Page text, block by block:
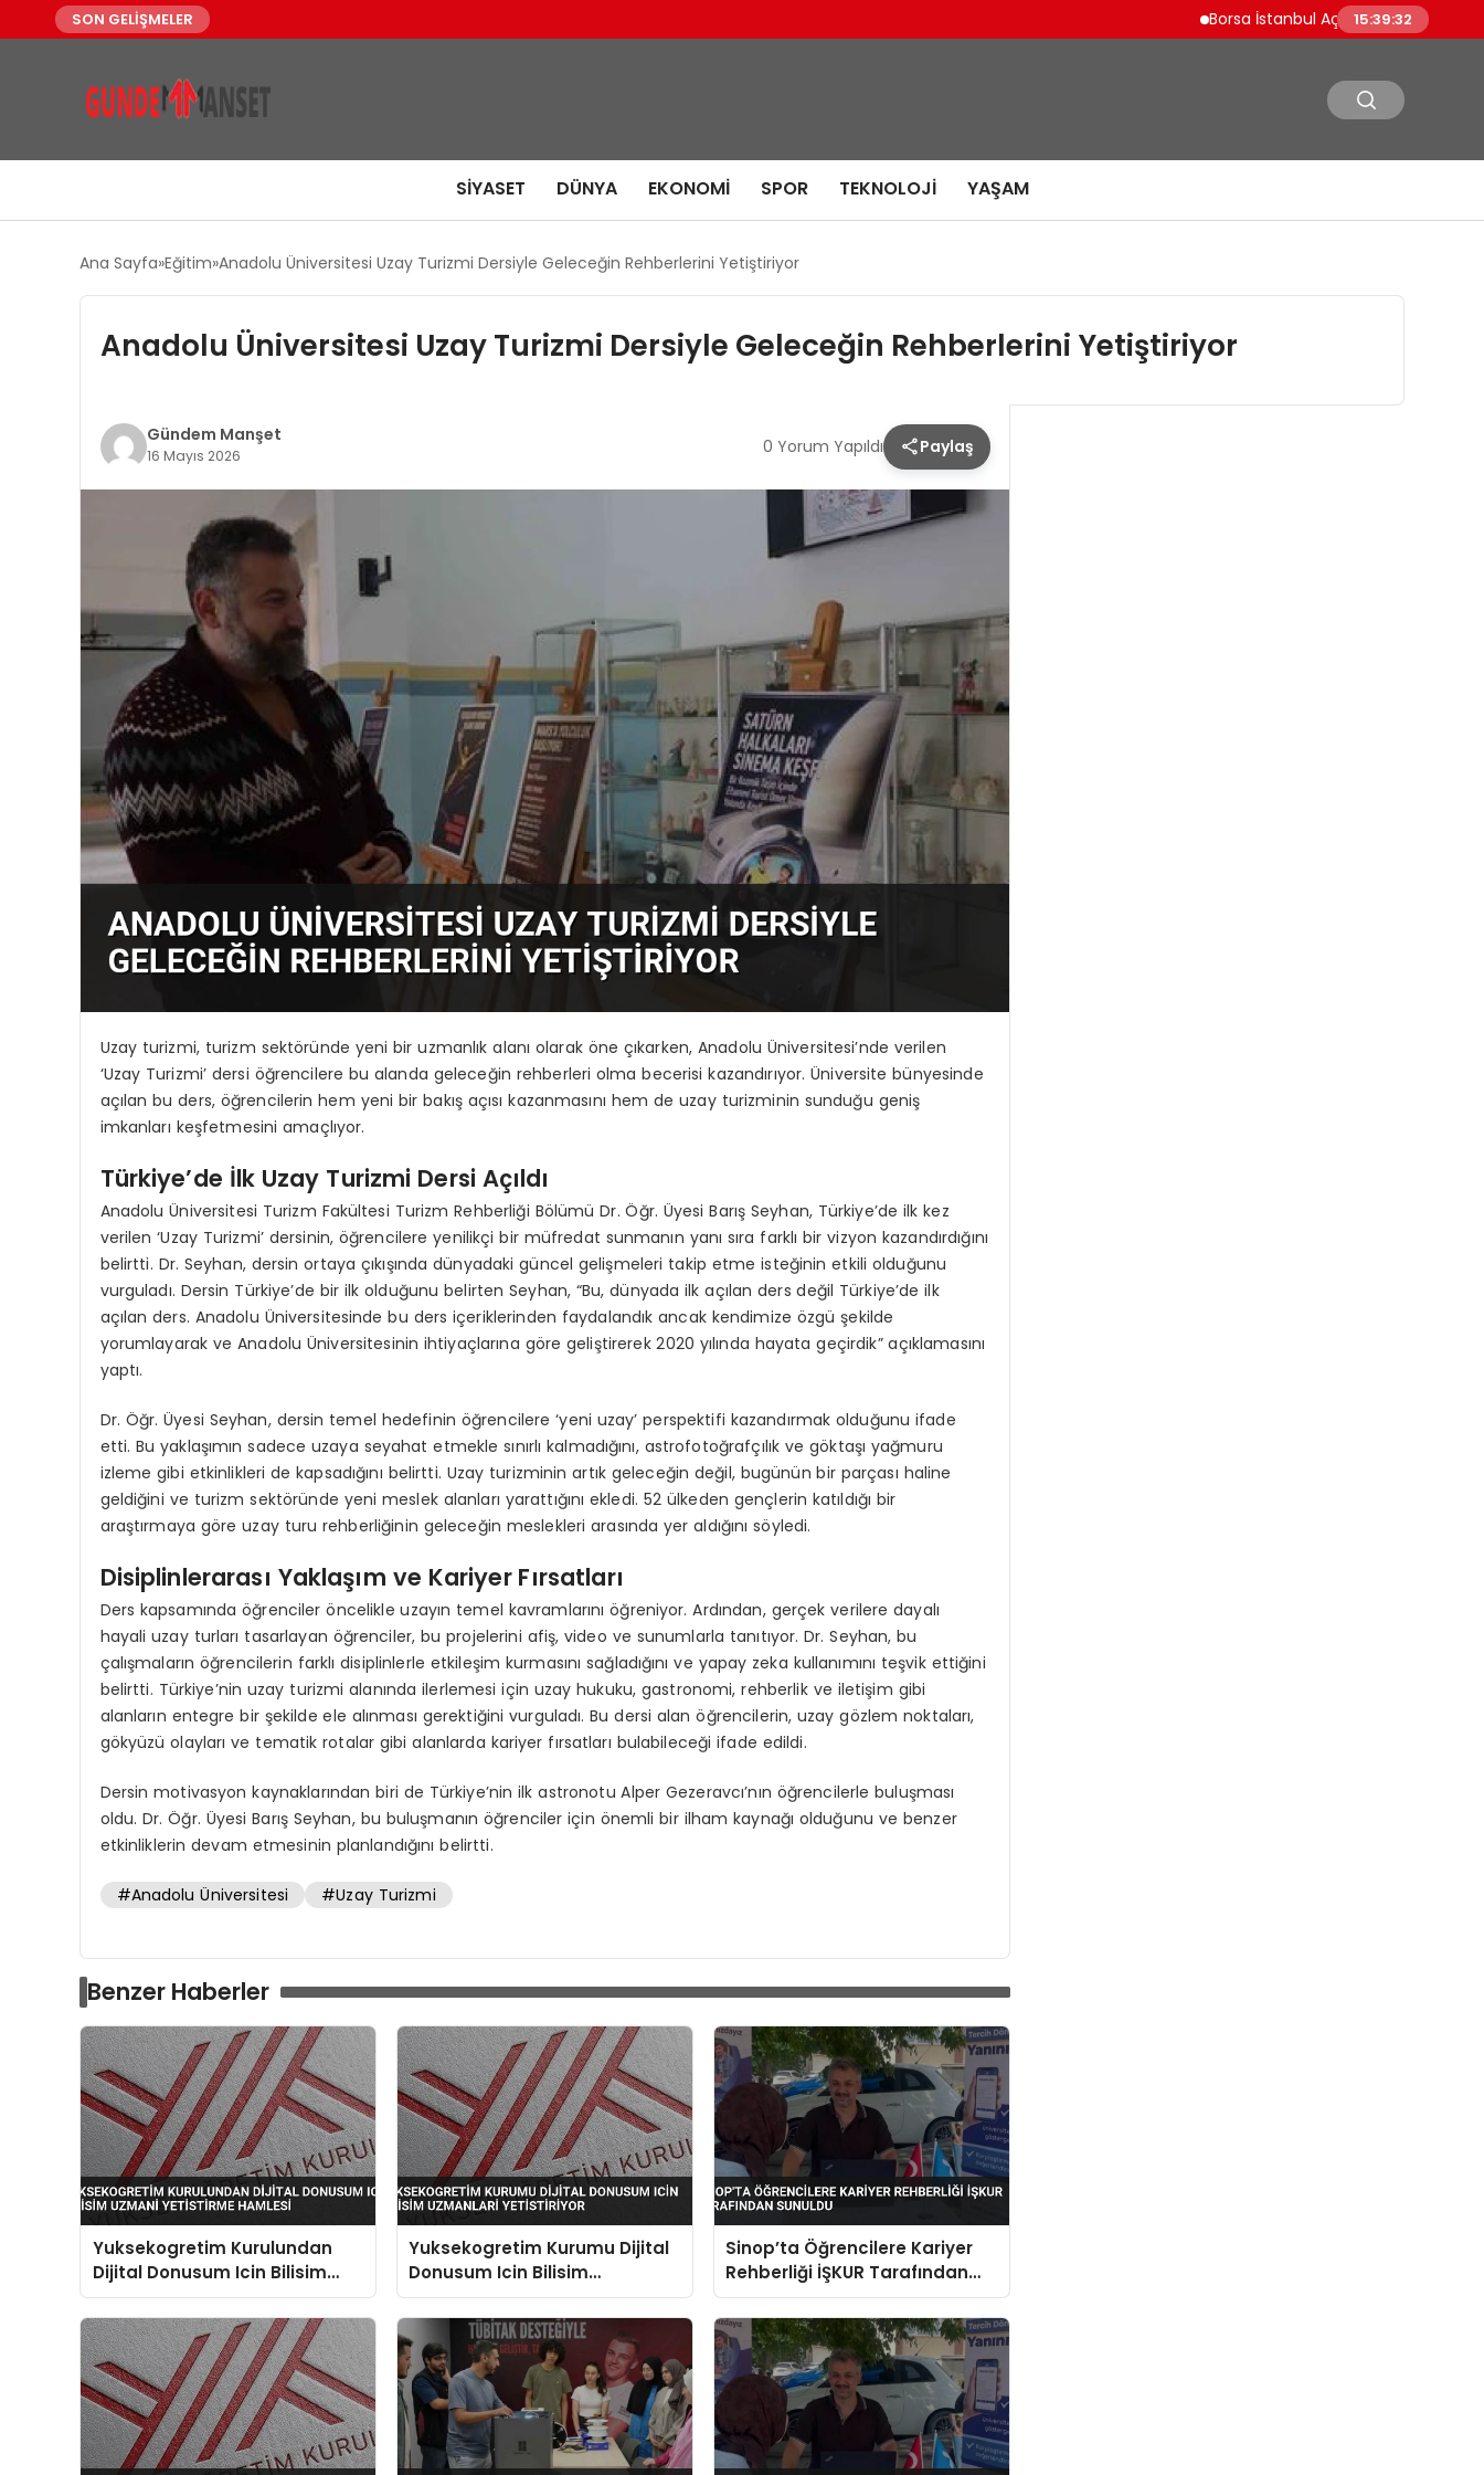
SON GELİŞMELER Borsa İstanbul Açılışını Yüzde 0.19
15:39:32
SIYASET DÜNYA EKONOMI SPOR TEKNOLOJI YAŞAM
Ana Sayfa Eğitim Anadolu Üniversitesi Uzay Turizmi Dersiyle Geleceğin Rehberlerini Yetiştiriyor
Anadolu Üniversitesi Uzay Turizmi Dersiyle Geleceğin Rehberlerini Yetiştiriyor
Gündem Manşet
16 Mayıs 2026 0 Yorum Yapıldı Paylaş
Uzay turizmi, turizm sektöründe yeni bir uzmanlık alanı olarak öne çıkarken, Anadolu Üniversitesi’nde verilen
‘Uzay Turizmi’ dersi öğrencilere bu alanda geleceğin rehberleri olma becerisi kazandırıyor. Üniversite bünyesinde
açılan bu ders, öğrencilerin hem yeni bir bakış açısı kazanmasını hem de uzay turizminin sunduğu geniş
imkanları keşfetmesini amaçlıyor.
Türkiye’de İlk Uzay Turizmi Dersi Açıldı
Anadolu Üniversitesi Turizm Fakültesi Turizm Rehberliği Bölümü Dr. Öğr. Üyesi Barış Seyhan, Türkiye’de ilk kez
verilen ‘Uzay Turizmi’ dersinin, öğrencilere yenilikçi bir müfredat sunmanın yanı sıra farklı bir vizyon kazandırdığını
belirtti. Dr. Seyhan, dersin ortaya çıkışında dünyadaki güncel gelişmeleri takip etme isteğinin etkili olduğunu
vurguladı. Dersin Türkiye’de bir ilk olduğunu belirten Seyhan, “Bu, dünyada ilk açılan ders değil Türkiye’de ilk
açılan ders. Anadolu Üniversitesinde bu ders içeriklerinden faydalandık ancak kendimize özgü şekilde
yorumlayarak ve Anadolu Üniversitesinin ihtiyaçlarına göre geliştirerek 2020 yılında hayata geçirdik” açıklamasını
yaptı.
Dr. Öğr. Üyesi Seyhan, dersin temel hedefinin öğrencilere ‘yeni uzay’ perspektifi kazandırmak olduğunu ifade
etti. Bu yaklaşımın sadece uzaya seyahat etmekle sınırlı kalmadığını, astrofotoğrafçılık ve göktaşı yağmuru
izleme gibi etkinlikleri de kapsadığını belirtti. Uzay turizminin artık geleceğin değil, bugünün bir parçası haline
geldiğini ve turizm sektöründe yeni meslek alanları yarattığını ekledi. 52 ülkeden gençlerin katıldığı bir
araştırmaya göre uzay turu rehberliğinin geleceğin meslekleri arasında yer aldığını söyledi.
Disiplinlerarası Yaklaşım ve Kariyer Fırsatları
Ders kapsamında öğrenciler öncelikle uzayın temel kavramlarını öğreniyor. Ardından, gerçek verilere dayalı
hayali uzay turları tasarlayan öğrenciler, bu projelerini afiş, video ve sunumlarla tanıtıyor. Dr. Seyhan, bu
çalışmaların öğrencilerin farklı disiplinlerle etkileşim kurmasını sağladığını ve yapay zeka kullanımını teşvik ettiğini
belirtti. Türkiye’nin uzay turizmi alanında ilerlemesi için uzay hukuku, gastronomi, rehberlik ve iletişim gibi
alanların entegre bir şekilde ele alınması gerektiğini vurguladı. Bu dersi alan öğrencilerin, uzay gözlem noktaları,
gökyüzü olayları ve tematik rotalar gibi alanlarda kariyer fırsatları bulabileceği ifade edildi.
Dersin motivasyon kaynaklarından biri de Türkiye’nin ilk astronotu Alper Gezeravcı’nın öğrencilerle buluşması
oldu. Dr. Öğr. Üyesi Barış Seyhan, bu buluşmanın öğrenciler için önemli bir ilham kaynağı olduğunu ve benzer
etkinliklerin devam etmesinin planlandığını belirtti.
#Anadolu Üniversitesi #Uzay Turizmi
Benzer Haberler
Yuksekogretim Kurulundan
Dijital Donusum Icin Bilisim
Uzmani Yetistirme Hamlesi
Yuksekogretim Kurumu Dijital
Donusum Icin Bilisim
Uzmanlari Yetistiriyor
Sinop’ta Öğrencilere Kariyer
Rehberliği İŞKUR Tarafından
Sunuldu